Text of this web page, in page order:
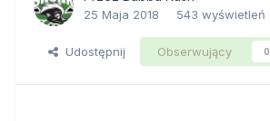
25 Maja 2018 543 wyświetleń
Udostępnij Obserwujący 0